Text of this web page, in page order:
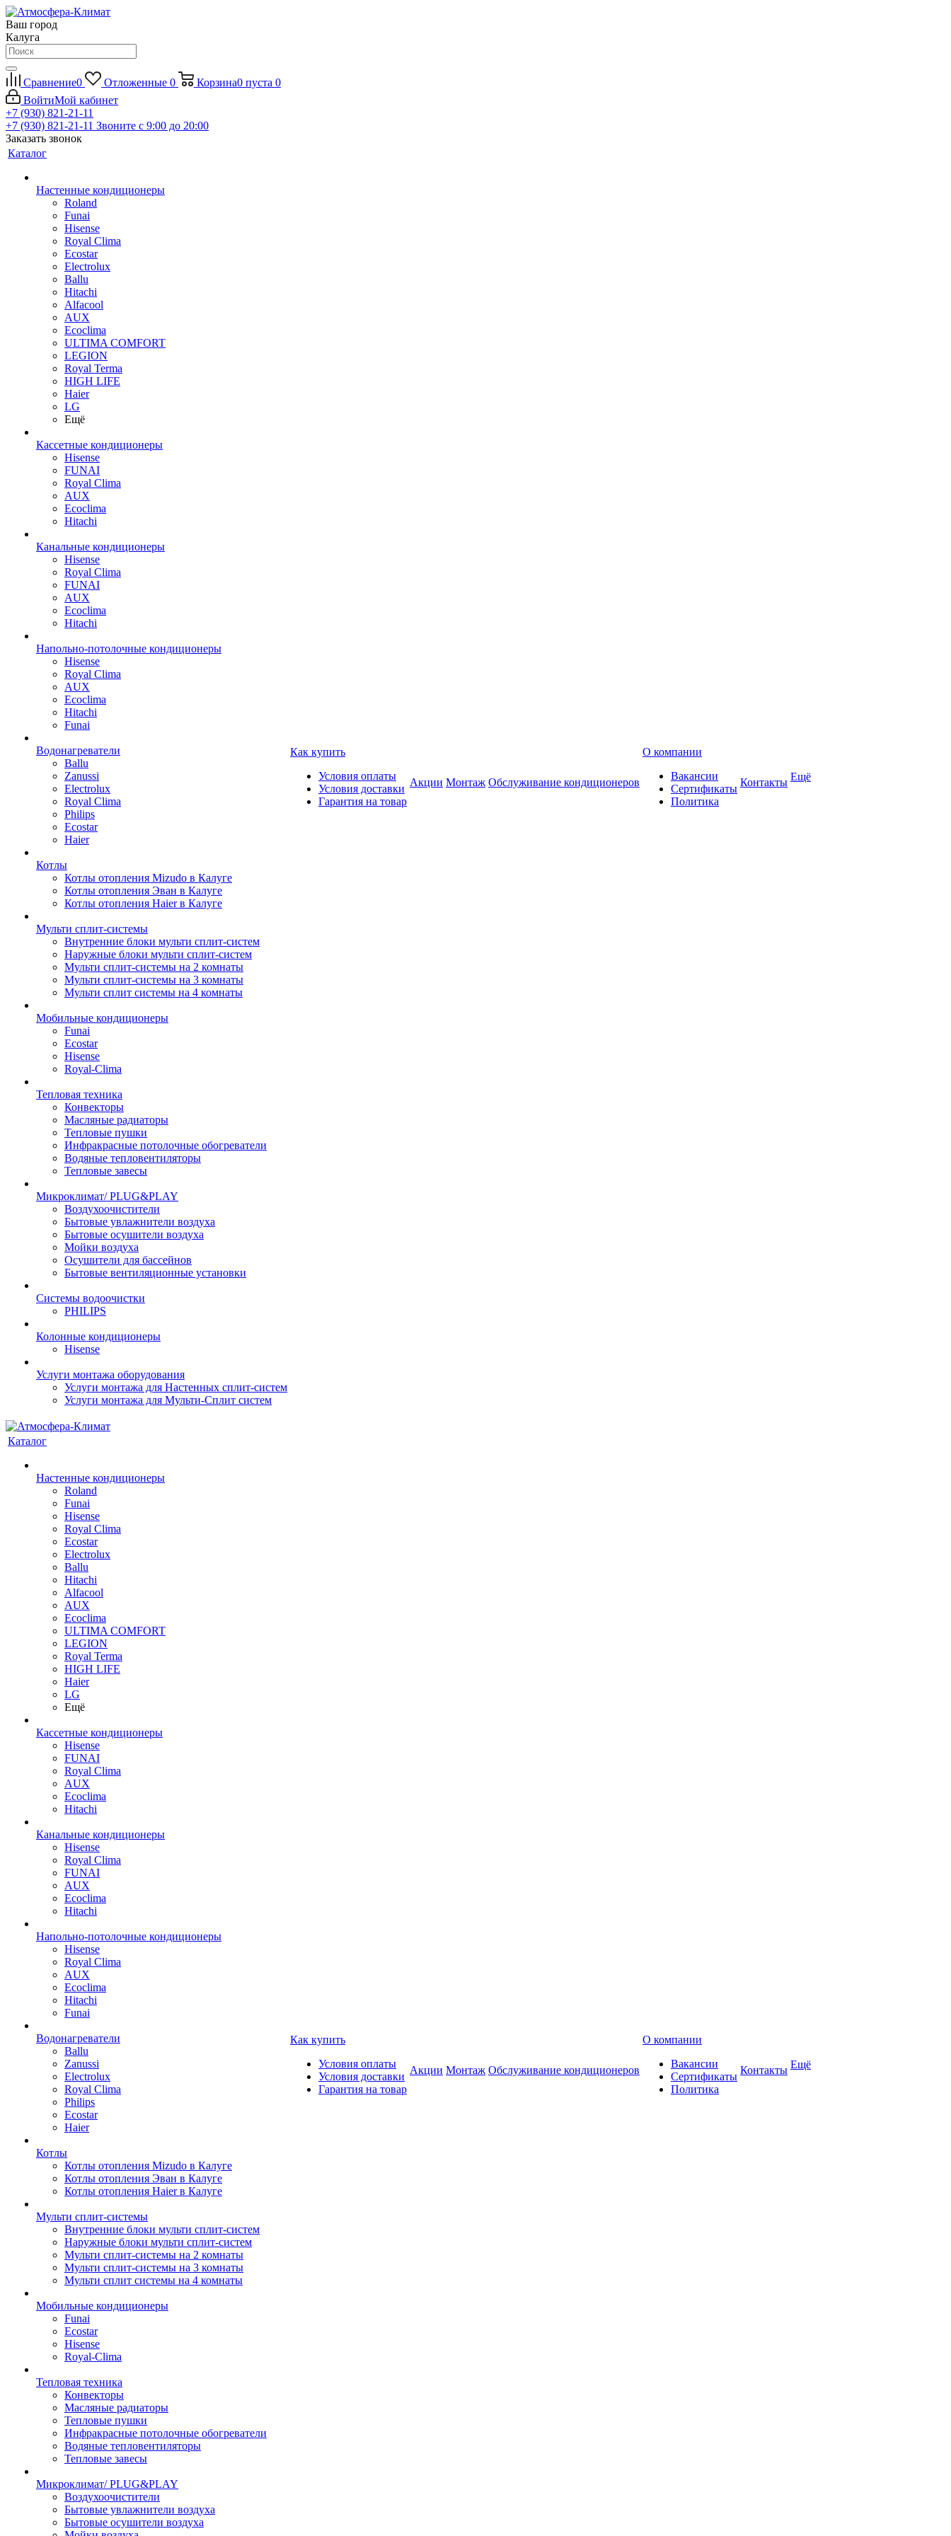
Ваш город
Калуга
Сравнение0 Отложенные 0 Корзина0 пуста 0
ВойтиМой кабинет
+7 (930) 821-21-11
+7 (930) 821-21-11 Звоните с 9:00 до 20:00
Заказать звонок
Каталог
Настенные кондиционеры
Roland
Funai
Hisense
Royal Clima
Ecostar
Electrolux
Ballu
Hitachi
Alfacool
AUX
Ecoclima
ULTIMA COMFORT
LEGION
Royal Terma
HIGH LIFE
Haier
LG
Ещё
Кассетные кондиционеры
Hisense
FUNAI
Royal Clima
AUX
Ecoclima
Hitachi
Канальные кондиционеры
Hisense
Royal Clima
FUNAI
AUX
Ecoclima
Hitachi
Напольно-потолочные кондиционеры
Hisense
Royal Clima
AUX
Ecoclima
Hitachi
Funai
Водонагреватели
Ballu
Zanussi
Electrolux
Royal Clima
Philips
Ecostar
Haier
Котлы
Котлы отопления Mizudo в Калуге
Котлы отопления Эван в Калуге
Котлы отопления Haier в Калуге
Мульти сплит-системы
Внутренние блоки мульти сплит-систем
Наружные блоки мульти сплит-систем
Мульти сплит-системы на 2 комнаты
Мульти сплит-системы на 3 комнаты
Мульти сплит системы на 4 комнаты
Мобильные кондиционеры
Funai
Ecostar
Hisense
Royal-Clima
Тепловая техника
Конвекторы
Масляные радиаторы
Тепловые пушки
Инфракрасные потолочные обогреватели
Водяные тепловентиляторы
Тепловые завесы
Микроклимат/ PLUG&PLAY
Воздухоочистители
Бытовые увлажнители воздуха
Бытовые осушители воздуха
Мойки воздуха
Осушители для бассейнов
Бытовые вентиляционные установки
Системы водоочистки
PHILIPS
Колонные кондиционеры
Hisense
Услуги монтажа оборудования
Услуги монтажа для Настенных сплит-систем
Услуги монтажа для Мульти-Сплит систем
Как купить
Условия оплаты
Условия доставки
Гарантия на товар
Акции Монтаж Обслуживание кондиционеров
О компании
Вакансии
Сертификаты
Политика
Контакты Ещё
Каталог
Настенные кондиционеры
Roland
Funai
Hisense
Royal Clima
Ecostar
Electrolux
Ballu
Hitachi
Alfacool
AUX
Ecoclima
ULTIMA COMFORT
LEGION
Royal Terma
HIGH LIFE
Haier
LG
Ещё
Кассетные кондиционеры
Hisense
FUNAI
Royal Clima
AUX
Ecoclima
Hitachi
Канальные кондиционеры
Hisense
Royal Clima
FUNAI
AUX
Ecoclima
Hitachi
Напольно-потолочные кондиционеры
Hisense
Royal Clima
AUX
Ecoclima
Hitachi
Funai
Водонагреватели
Ballu
Zanussi
Electrolux
Royal Clima
Philips
Ecostar
Haier
Котлы
Котлы отопления Mizudo в Калуге
Котлы отопления Эван в Калуге
Котлы отопления Haier в Калуге
Мульти сплит-системы
Внутренние блоки мульти сплит-систем
Наружные блоки мульти сплит-систем
Мульти сплит-системы на 2 комнаты
Мульти сплит-системы на 3 комнаты
Мульти сплит системы на 4 комнаты
Мобильные кондиционеры
Funai
Ecostar
Hisense
Royal-Clima
Тепловая техника
Конвекторы
Масляные радиаторы
Тепловые пушки
Инфракрасные потолочные обогреватели
Водяные тепловентиляторы
Тепловые завесы
Микроклимат/ PLUG&PLAY
Воздухоочистители
Бытовые увлажнители воздуха
Бытовые осушители воздуха
Как купить
Условия оплаты
Условия доставки
Гарантия на товар
Акции Монтаж Обслуживание кондиционеров
О компании
Вакансии
Сертификаты
Политика
Контакты Ещё